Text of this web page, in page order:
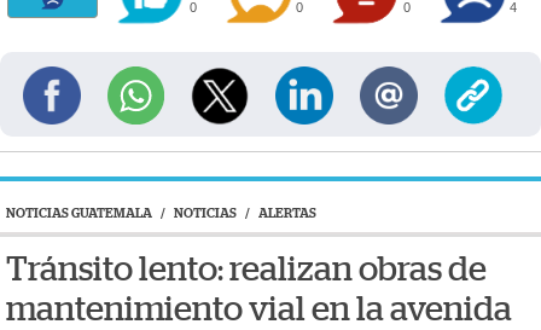
0 0 0 4
NOTICIAS GUATEMALA / NOTICIAS / ALERTAS
Tránsito lento: realizan obras de
mantenimiento vial en la avenida